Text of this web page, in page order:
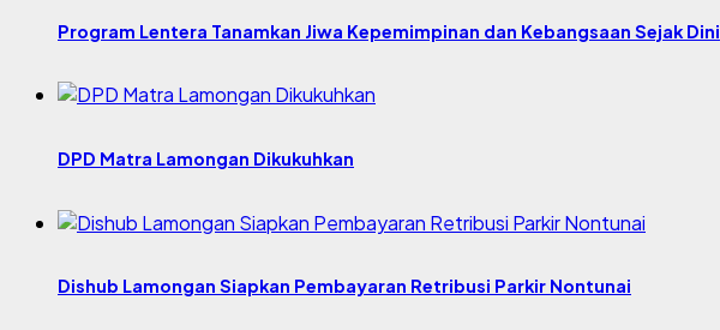
Program Lentera Tanamkan Jiwa Kepemimpinan dan Kebangsaan Sejak Dini
DPD Matra Lamongan Dikukuhkan
Dishub Lamongan Siapkan Pembayaran Retribusi Parkir Nontunai